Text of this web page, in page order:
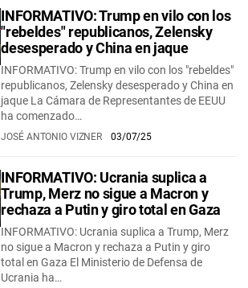
INFORMATIVO: Trump en vilo con los
"rebeldes" republicanos, Zelensky
desesperado y China en jaque
INFORMATIVO: Trump en vilo con los "rebeldes"
republicanos, Zelensky desesperado y China en
jaque La Cámara de Representantes de EEUU
ha comenzado…
JOSÉ ANTONIO VIZNER 03/07/25
INFORMATIVO: Ucrania suplica a
Trump, Merz no sigue a Macron y
rechaza a Putin y giro total en Gaza
INFORMATIVO: Ucrania suplica a Trump, Merz
no sigue a Macron y rechaza a Putin y giro
total en Gaza El Ministerio de Defensa de
Ucrania ha…